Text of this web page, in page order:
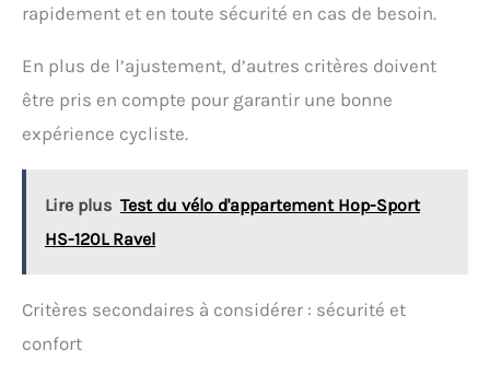
rapidement et en toute sécurité en cas de besoin.
En plus de l’ajustement, d’autres critères doivent
être pris en compte pour garantir une bonne
expérience cycliste.
Lire plus Test du vélo d'appartement Hop-Sport
HS-120L Ravel
Critères secondaires à considérer : sécurité et
confort